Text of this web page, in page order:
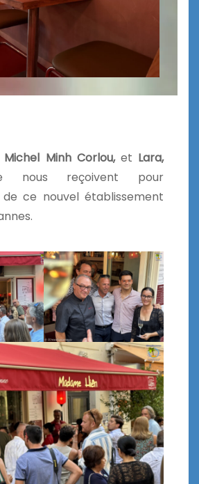
Michel Minh Corlou, et Lara,
nous reçoivent pour
de ce nouvel établissement